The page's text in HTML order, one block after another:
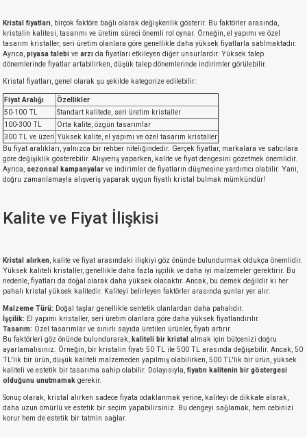
Kristal fiyatları, birçok faktöre bağlı olarak değişkenlik gösterir. Bu faktörler arasında,
kristalin kalitesi, tasarımı ve üretim süreci önemli rol oynar. Örneğin, el yapımı ve özel
tasarım kristaller, seri üretim olanlara göre genellikle daha yüksek fiyatlarla satılmaktadır.
Ayrıca, piyasa talebi ve arzı da fiyatları etkileyen diğer unsurlardır. Yüksek talep
dönemlerinde fiyatlar artabilirken, düşük talep dönemlerinde indirimler görülebilir.
Kristal fiyatları, genel olarak şu şekilde kategorize edilebilir:
Fiyat Aralığı
Özellikler
50-100 TL
Standart kalitede, seri üretim kristaller
100-300 TL
Orta kalite, özgün tasarımlar
300 TL ve üzeri Yüksek kalite, el yapımı ve özel tasarım kristaller
Bu fiyat aralıkları, yalnızca bir rehber niteliğindedir. Gerçek fiyatlar, markalara ve satıcılara
göre değişiklik gösterebilir. Alışveriş yaparken, kalite ve fiyat dengesini gözetmek önemlidir.
Ayrıca, sezonsal kampanyalar ve indirimler de fiyatların düşmesine yardımcı olabilir. Yani,
doğru zamanlamayla alışveriş yaparak uygun fiyatlı kristal bulmak mümkündür!
Kalite ve Fiyat İlişkisi
Kristal alırken, kalite ve fiyat arasındaki ilişkiyi göz önünde bulundurmak oldukça önemlidir.
Yüksek kaliteli kristaller, genellikle daha fazla işçilik ve daha iyi malzemeler gerektirir. Bu
nedenle, fiyatları da doğal olarak daha yüksek olacaktır. Ancak, bu demek değildir ki her
pahalı kristal yüksek kalitedir. Kaliteyi belirleyen faktörler arasında şunlar yer alır:
Malzeme Türü: Doğal taşlar genellikle sentetik olanlardan daha pahalıdır.
İşçilik: El yapımı kristaller, seri üretim olanlara göre daha yüksek fiyatlandırılır.
Tasarım: Özel tasarımlar ve sınırlı sayıda üretilen ürünler, fiyatı artırır.
Bu faktörleri göz önünde bulundurarak, kaliteli bir kristal almak için bütçenizi doğru
ayarlamalısınız. Örneğin, bir kristalin fiyatı 50 TL ile 500 TL arasında değişebilir. Ancak, 50
TL'lik bir ürün, düşük kaliteli malzemeden yapılmış olabilirken, 500 TL'lik bir ürün, yüksek
kaliteli ve estetik bir tasarıma sahip olabilir. Dolayısıyla, fiyatın kalitenin bir göstergesi
olduğunu unutmamak gerekir.
Sonuç olarak, kristal alırken sadece fiyata odaklanmak yerine, kaliteyi de dikkate alarak,
daha uzun ömürlü ve estetik bir seçim yapabilirsiniz. Bu dengeyi sağlamak, hem cebinizi
korur hem de estetik bir tatmin sağlar.